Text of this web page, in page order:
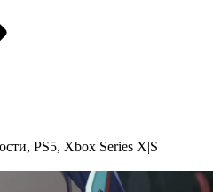
, PS5, Xbox Series X|S